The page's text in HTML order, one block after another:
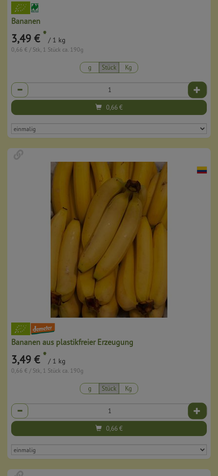
Bananen
3,49 € * / 1 kg
0,66 € / Stk, 1 Stück ca. 190g
g Stück Kg
Anzahl
0,66€
Bananen aus plastikfreier Erzeugung
3,49 € * / 1 kg
0,66 € / Stk, 1 Stück ca. 190g
g Stück Kg
Anzahl
0,66€